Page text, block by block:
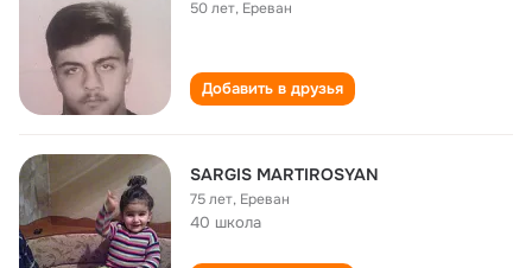
50 лет, Ереван
Добавить в друзья
SARGIS MARTIROSYAN
75 лет, Ереван
40 школа